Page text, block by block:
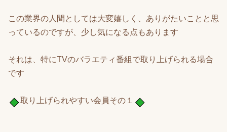
この業界の人間としては大変嬉しく、ありがたいことと思
っているのですが、少し気になる点もあります
それは、特にTVのバラエティ番組で取り上げられる場合
です
取り上げられやすい会員その１